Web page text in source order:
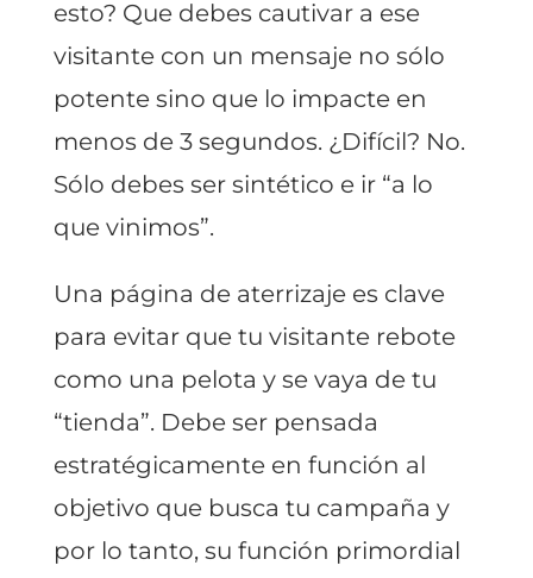
esto? Que debes cautivar a ese
visitante con un mensaje no sólo
potente sino que lo impacte en
menos de 3 segundos. ¿Difícil? No.
Sólo debes ser sintético e ir “a lo
que vinimos”.
Una página de aterrizaje es clave
para evitar que tu visitante rebote
como una pelota y se vaya de tu
“tienda”. Debe ser pensada
estratégicamente en función al
objetivo que busca tu campaña y
por lo tanto, su función primordial